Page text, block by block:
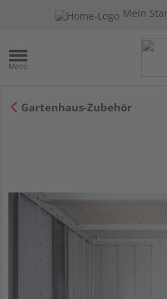
Mein
Gartenhaus-Zubehör